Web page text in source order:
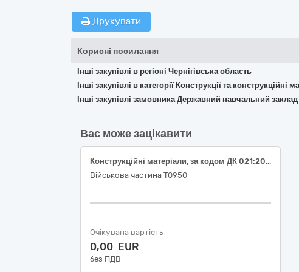
Друкувати
Корисні посилання
Інші закупівлі в регіоні Чернігівська область
Інші закупівлі в категорії Конструкції та
Інші закупівлі замовника Державний навчальний
Вас може зацікавити
Конструкційні матеріали, за кодом ДК 021:2015: 44110000-4 Конструкційні матеріали
Військова частина Т0950
Очікувана вартість
0,00 EUR
без ПДВ